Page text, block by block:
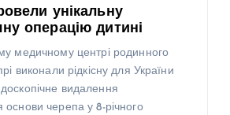
унікальну
операцію дитині
медичному центрі родинного
виконали рідкісну для України
видалення
основи черепа у 8-річного